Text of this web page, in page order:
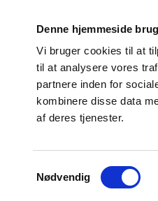
Denne hjemmeside
Vi bruger cookies til at
til at analysere vores
partnere inden for
kombinere disse data
af deres tjenester.
Samtykkevalg
Nødvendig
Godkendelse og